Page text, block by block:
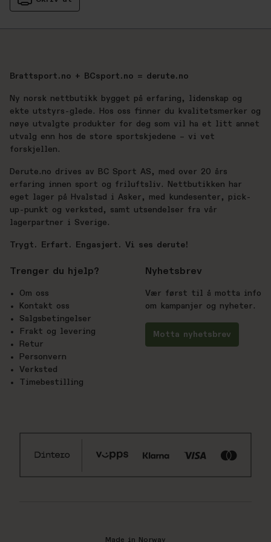
Brattsport.no + BCsport.no = derute.no
Ny norsk nettbutikk bygget på erfaring, lidenskap og
ekte utstyrs-glede. Hos oss finner du kvalitetsmerker og
nøye utvalgte produkter for deg som vil ha et litt annet
utvalg enn hos de store sportskjedene – vi vet
forskjellen.
Derute.no drives av BC Sport AS, med over 20 års
erfaring innen sport og friluftsliv. Nettbutikken har
eget lager på Hvalstad i Asker, med kundesenter, pick-
up-punkt og verksted, samt utsendelser fra vår
lagerpartner i Sverige.
Trygt. Erfart. Engasjert. Vi ses derute!
Trenger du hjelp?
Om oss
Kontakt oss
Salgsbetingelser
Frakt og levering
Retur
Personvern
Verksted
Timebestilling
Nyhetsbrev
Vær først til å motta info
om kampanjer og nyheter.
Motta nyhetsbrev
Made in Norway